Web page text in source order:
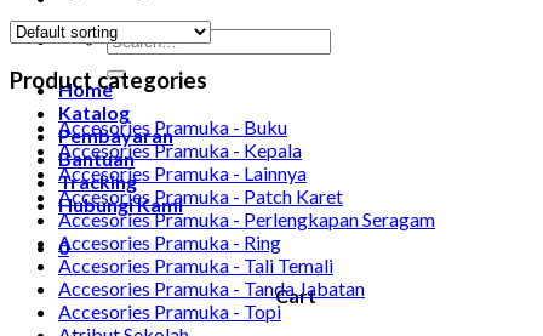
Home
Katalog
Pembayaran
Bantuan
Tracking
Hubungi Kami
0
Cart
Product categories
Accesories Pramuka - Buku
Accesories Pramuka - Kepala
Accesories Pramuka - Lainnya
Accesories Pramuka - Patch Karet
Accesories Pramuka - Perlengkapan Seragam
Accesories Pramuka - Ring
Accesories Pramuka - Tali Temali
Accesories Pramuka - Tanda Jabatan
Accesories Pramuka - Topi